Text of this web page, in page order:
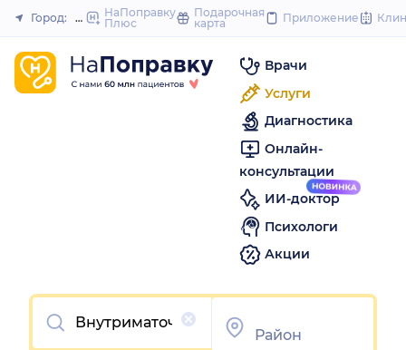
to
Закрыть
Город: ОмскНаПоправку
Плюс
Подарочная
карта
Приложение
Врачи
Услуги
Диагностика
Онлайн-
консультации
ИИ-доктор
Психологи
Акции
Очистить